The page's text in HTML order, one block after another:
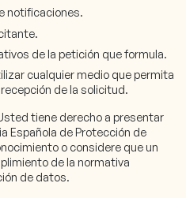
notificaciones.
de la petición que formula.
cualquier medio que permita
de la solicitud.
tiene derecho a presentar
Española de Protección de
o considere que un
de la normativa
de datos.